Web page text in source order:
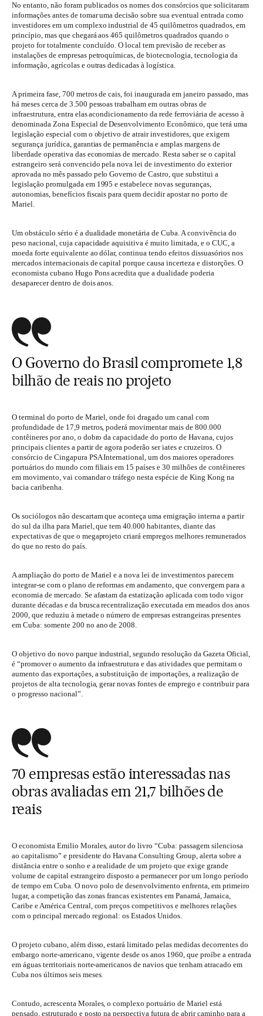
No entanto, não foram publicados os nomes dos consórcios que solicitaram
informações antes de tomar uma decisão sobre sua eventual entrada como
investidores em um complexo industrial de 45 quilômetros quadrados, em
princípio, mas que chegará aos 465 quilômetros quadrados quando o
projeto for totalmente concluído. O local tem previsão de receber as
instalações de empresas petroquímicas, de biotecnologia, tecnologia da
informação, agrícolas e outras dedicadas à logística.
A primeira fase, 700 metros de cais, foi inaugurada em janeiro passado, mas
há meses cerca de 3.500 pessoas trabalham em outras obras de
infraestrutura, entra elas acondicionamento da rede ferroviária de acesso à
denominada Zona Especial de Desenvolvimento Econômico, que terá uma
legislação especial com o objetivo de atrair investidores, que exigem
segurança jurídica, garantias de permanência e amplas margens de
liberdade operativa das economias de mercado. Resta saber se o capital
estrangeiro será convencido pela nova lei de investimento do exterior
aprovada no mês passado pelo Governo de Castro, que substitui a
legislação promulgada em 1995 e estabelece novas seguranças,
autonomias, benefícios fiscais para quem decidir apostar no porto de
Mariel.
Um obstáculo sério é a dualidade monetária de Cuba. A convivência do
peso nacional, cuja capacidade aquisitiva é muito limitada, e o CUC, a
moeda forte equivalente ao dólar, continua tendo efeitos dissuasórios nos
mercados internacionais de capital porque causa incerteza e distorções. O
economista cubano Hugo Pons acredita que a dualidade poderia
desaparecer dentro de dois anos.
O Governo do Brasil compromete 1,8
bilhão de reais no projeto
O terminal do porto de Mariel, onde foi dragado um canal com
profundidade de 17,9 metros, poderá movimentar mais de 800.000
contêineres por ano, o dobro da capacidade do porto de Havana, cujos
principais clientes a partir de agora poderão ser iates e cruzeiros. O
consórcio de Cingapura PSA International, um dos maiores operadores
portuários do mundo com filiais em 15 países e 30 milhões de contêineres
em movimento, vai comandar o tráfego nesta espécie de King Kong na
bacia caribenha.
Os sociólogos não descartam que aconteça uma emigração interna a partir
do sul da ilha para Mariel, que tem 40.000 habitantes, diante das
expectativas de que o megaprojeto criará empregos melhores remunerados
do que no resto do país.
A ampliação do porto de Mariel e a nova lei de investimentos parecem
integrar-se com o plano de reformas em andamento, que convergem para a
economia de mercado. Se afastam da estatização aplicada com todo vigor
durante décadas e da brusca recentralização executada em meados dos anos
2000, que reduziu à metade o número de empresas estrangeiras presentes
em Cuba: somente 200 no ano de 2008.
O objetivo do novo parque industrial, segundo resolução da Gazeta Oficial,
é “promover o aumento da infraestrutura e das atividades que permitam o
aumento das exportações, a substituição de importações, a realização de
projetos de alta tecnologia, gerar novas fontes de emprego e contribuir para
o progresso nacional”.
70 empresas estão interessadas nas
obras avaliadas em 21,7 bilhões de
reais
O economista Emilio Morales, autor do livro “Cuba: passagem silenciosa
ao capitalismo” e presidente do Havana Consulting Group, alerta sobre a
distância entre o sonho e a realidade de um projeto que exige grande
volume de capital estrangeiro disposto a permanecer por um longo período
de tempo em Cuba. O novo polo de desenvolvimento enfrenta, em primeiro
lugar, a competição das zonas francas existentes em Panamá, Jamaica,
Caribe e América Central, com preços competitivos e melhores relações
com o principal mercado regional: os Estados Unidos.
O projeto cubano, além disso, estará limitado pelas medidas decorrentes do
embargo norte-americano, vigente desde os anos 1960, que proíbe a entrada
em águas territoriais norte-americanos de navios que tenham atracado em
Cuba nos últimos seis meses.
Contudo, acrescenta Morales, o complexo portuário de Mariel está
pensado, estruturado e posto na perspectiva futura de abrir caminho para a